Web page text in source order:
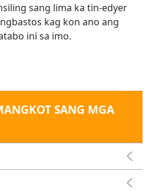
sang lima ka tin-edyer
kag kon ano ang
ini sa imo.
SANG MGA